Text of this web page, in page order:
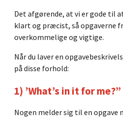
Det afgørende, at vi er gode til
klart og præcist, så opgaverne
overkommelige og vigtige.
Når du laver en
på disse forhold:
1) ’What’s in it for me?”
Nogen melder sig til en opgave